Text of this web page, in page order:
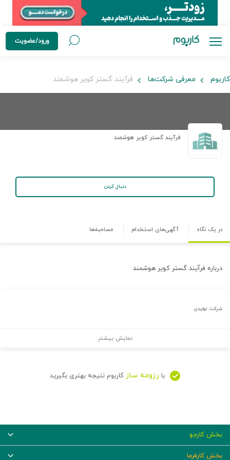
ورود/عضویت
کاربوم معرفی شرکت‌ها فرآیند گستر کویر هوشمند
فرآیند گستر کویر هوشمند
دنبال کردن
در یک نگاه آگهی‌های استخدام مصاحبه‌ها
درباره فرآیند گستر کویر هوشمند
شرکت تولیدی
نمایش بیشتر
با رزومه ساز کاربوم نتیجه بهتری بگیرید
بخش کارجو
بخش کارفرما